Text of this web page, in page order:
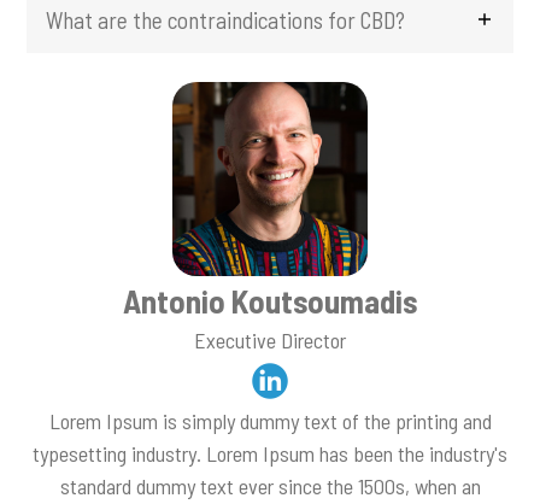
What are the contraindications for CBD?
Antonio Koutsoumadis
Executive Director
Lorem Ipsum is simply dummy text of the printing and
typesetting industry. Lorem Ipsum has been the industry's
standard dummy text ever since the 1500s, when an